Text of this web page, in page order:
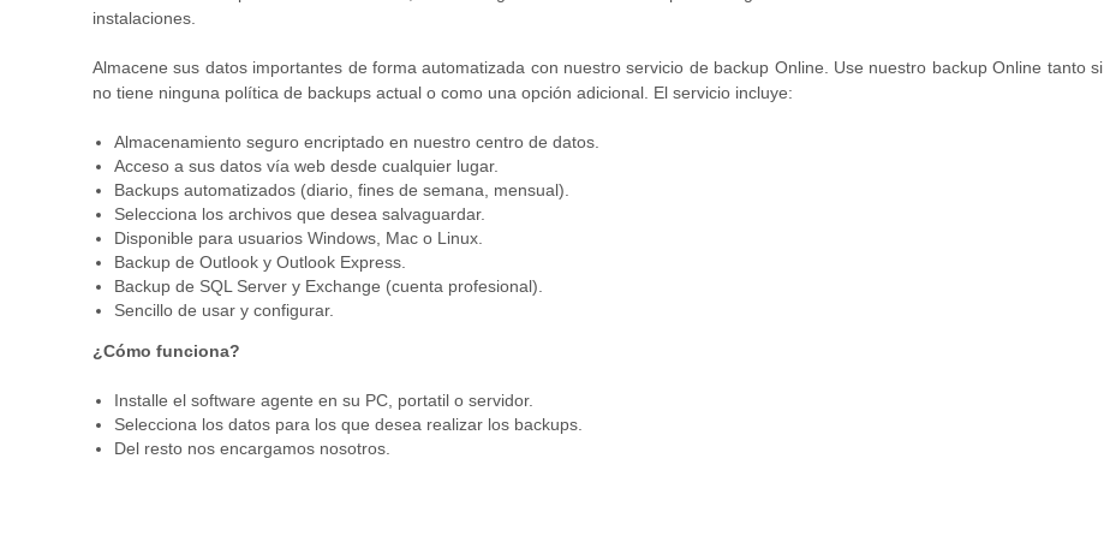
instalaciones.
Almacene sus datos importantes de forma automatizada con nuestro servicio de backup Online. Use nuestro backup Online tanto si
no tiene ninguna política de backups actual o como una opción adicional. El servicio incluye:
Almacenamiento seguro encriptado en nuestro centro de datos.
Acceso a sus datos vía web desde cualquier lugar.
Backups automatizados (diario, fines de semana, mensual).
Selecciona los archivos que desea salvaguardar.
Disponible para usuarios Windows, Mac o Linux.
Backup de Outlook y Outlook Express.
Backup de SQL Server y Exchange (cuenta profesional).
Sencillo de usar y configurar.
¿Cómo funciona?
Installe el software agente en su PC, portatil o servidor.
Selecciona los datos para los que desea realizar los backups.
Del resto nos encargamos nosotros.